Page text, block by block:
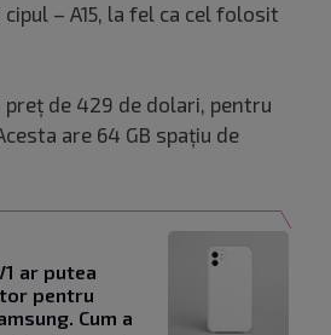
– A15, la fel ca cel folosit
preț de 429 de dolari, pentru
are 64 GB spațiu de
ar putea
pentru
Cum a